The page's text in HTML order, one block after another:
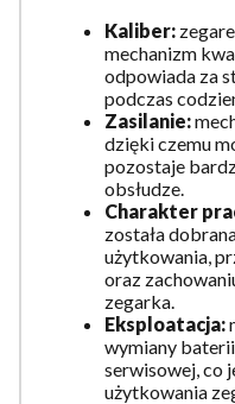
Kaliber:
mechanizm
odpowiada za
podczas
Zasilanie:
dzięki czemu
pozostaje
obsłudze.
Charakter
została
użytkowania,
oraz
zegarka.
Eksploatacja:
wymiany
serwisowej, co
użytkowania